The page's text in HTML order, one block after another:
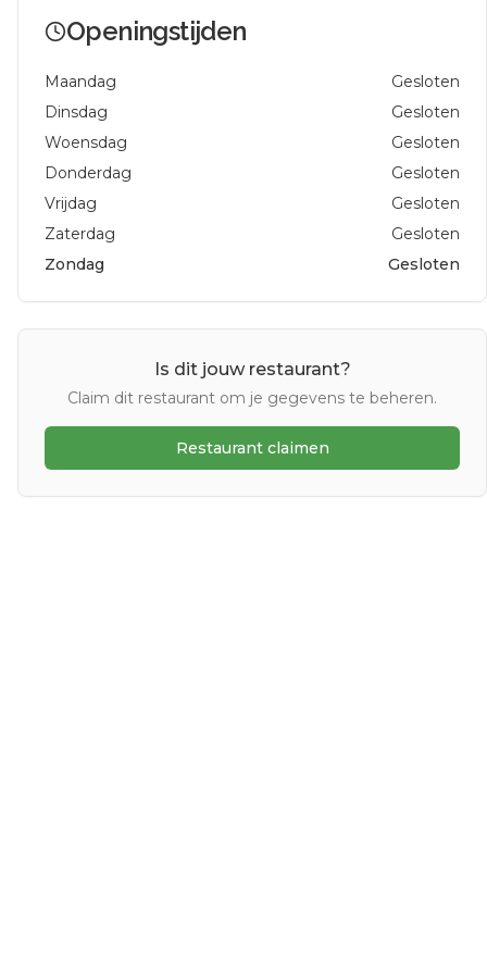
Openingstijden
Maandag
Gesloten
Dinsdag
Gesloten
Woensdag
Gesloten
Donderdag
Gesloten
Vrijdag
Gesloten
Zaterdag
Gesloten
Zondag
Gesloten
Is dit jouw restaurant?
Claim dit restaurant om je gegevens te beheren.
Restaurant claimen